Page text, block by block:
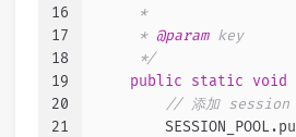
16
17
18
19
20
21
     *
     *
@param key
     */
public
static void
// 添加 session